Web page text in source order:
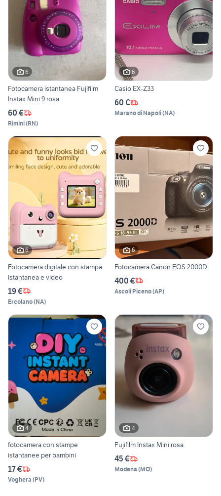
6
Fotocamera istantanea Fujifilm
Instax Mini 9 rosa
60 €
Rimini(RN)
6
Casio EX-Z33
60 €
Marano di Napoli(NA)
6
Fotocamera digitale con stampa
istantanea e video
19 €
Ercolano(NA)
6
Fotocamera Canon EOS 2000D
400 €
Ascoli Piceno(AP)
4
fotocamera con stampe
istantanee per bambini
17 €
Voghera (PV)
4
Fujifilm Instax Mini rosa
45 €
Modena (MO)